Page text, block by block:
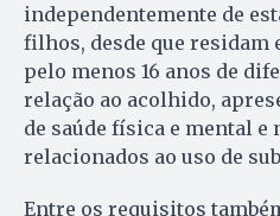
independentemente de
filhos, desde que residam
pelo menos 16 anos de
relação ao acolhido,
de saúde física e mental
relacionados ao uso de
Entre os requisitos